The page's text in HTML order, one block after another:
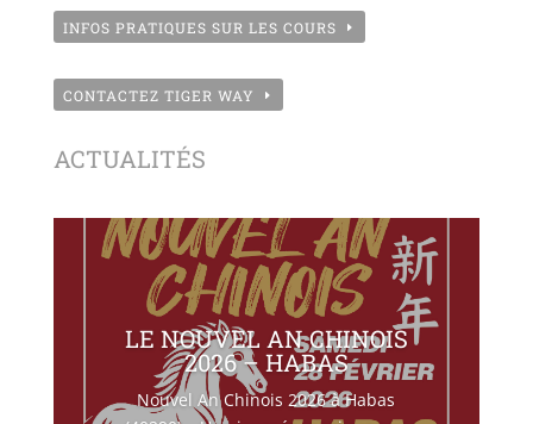
INFOS PRATIQUES SUR LES COURS
CONTACTEZ TIGER WAY
ACTUALITÉS
LE NOUVEL AN CHINOIS
2026 – HABAS
Nouvel An Chinois 2026 à Habas